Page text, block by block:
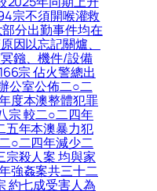
宗不須開喉灌救
分出勤事件均在
因以忘記關爐、
鏹、機件/設備
宗 佔火警總出
公室公佈二○二
度本澳整體犯罪
宗 較二○二四年
五年本澳暴力犯
○二四年減少二
宗殺人案 均與家
強姦案共三十二
約七成受害人為